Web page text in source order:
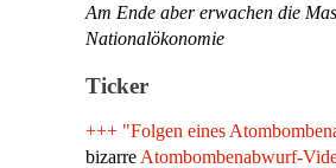
Am Ende aber erwachen die
Nationalökonomie
Ticker
+++ "Folgen eines
bizarre Atombombenabwurf-